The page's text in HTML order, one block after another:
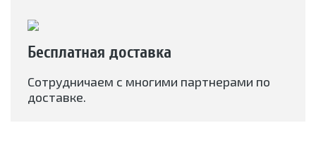
Бесплатная доставка
Сотрудничаем с многими партнерами по
доставке.